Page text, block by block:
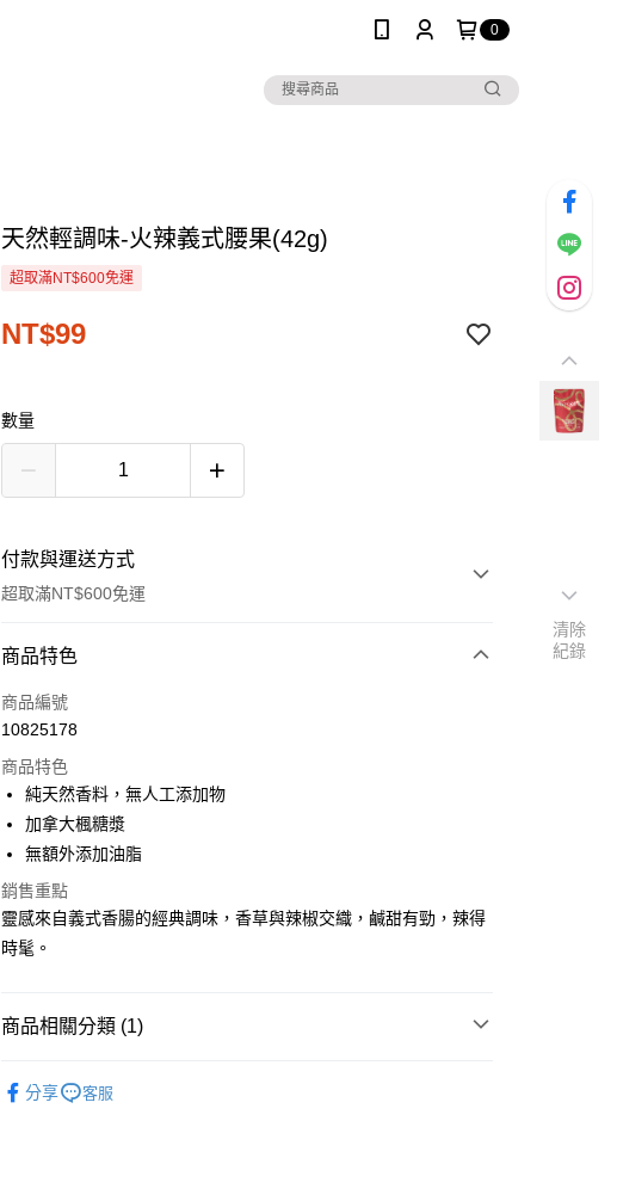
0
天然輕調味-火辣義式腰果(42g)
超取滿NT$600免運
NT$99
數量
付款與運送方式
超取滿NT$600免運
付款方式
信用卡一次付款
LINE Pay
Apple Pay
全盈+PAY
運送方式
全家取貨付款
商品特色
商品編號
10825178
商品特色
純天然香料，無人工添加物
加拿大楓糖漿
無額外添加油脂
銷售重點
靈感來自義式香腸的經典調味，香草與辣椒交織，鹹甜有勁，辣得
時髦。
商品相關分類 (1)
分享
客服
清除
紀錄